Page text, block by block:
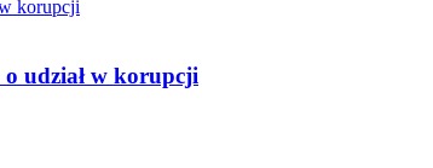
o udział w korupcji